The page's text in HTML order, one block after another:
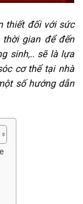
thiết đối với sức
thời gian để đến
sinh,.. sẽ là lựa
cơ thể tại nhà
số hướng dẫn